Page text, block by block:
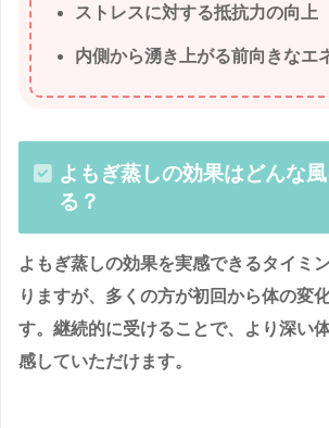
ストレスに対する抵抗力の向上
内側から湧き上がる前向きなエ
よもぎ蒸しの効果はどんな
る？
よもぎ蒸しの効果を実感できるタイミ
りますが、多くの方が初回から体の変
す。継続的に受けることで、より深い
感していただけます。